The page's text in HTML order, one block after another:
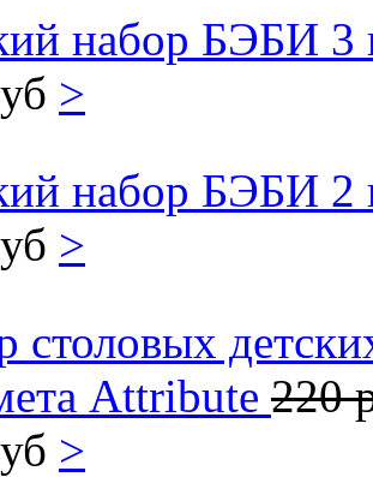
набор БЭБИ 3
>
набор БЭБИ 2
>
столовых
Attribute 220
>